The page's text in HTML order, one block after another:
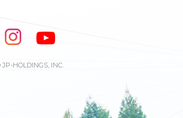
JP-HOLDINGS, INC.